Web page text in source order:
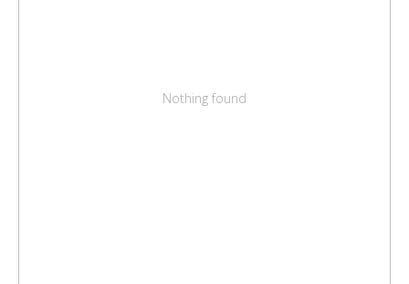
Nothing found